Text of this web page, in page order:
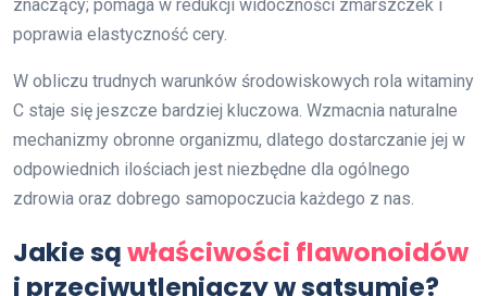
znaczący; pomaga w redukcji widoczności zmarszczek i
poprawia elastyczność cery.
W obliczu trudnych warunków środowiskowych rola witaminy
C staje się jeszcze bardziej kluczowa. Wzmacnia naturalne
mechanizmy obronne organizmu, dlatego dostarczanie jej w
odpowiednich ilościach jest niezbędne dla ogólnego
zdrowia oraz dobrego samopoczucia każdego z nas.
Jakie sąwłaściwości flawonoidów
i przeciwutleniaczy w satsumie?